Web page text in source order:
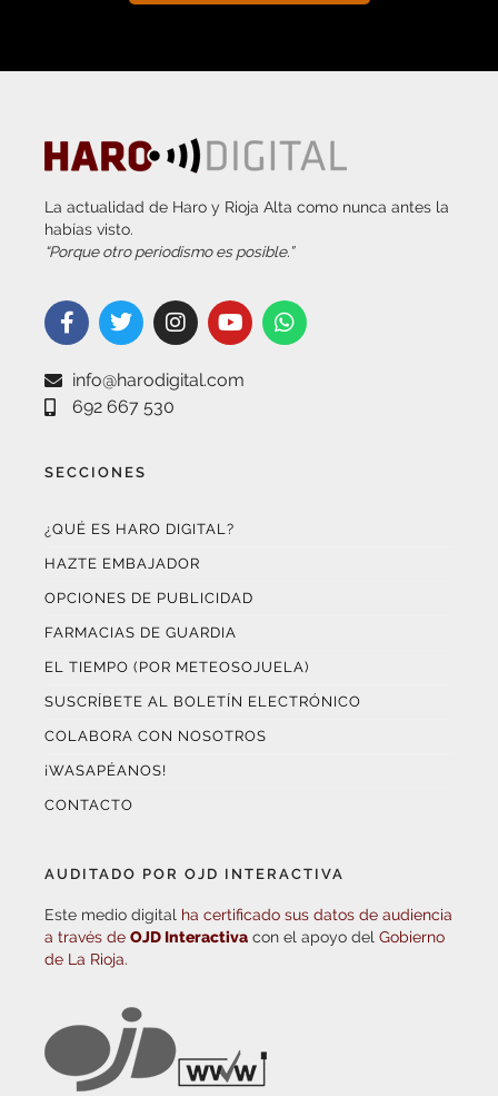
La actualidad de Haro y Rioja Alta como nunca antes la
habías visto.
“Porque otro periodismo es posible.”
info@harodigital.com
692 667 530
SECCIONES
¿QUÉ ES HARO DIGITAL?
HAZTE EMBAJADOR
OPCIONES DE PUBLICIDAD
FARMACIAS DE GUARDIA
EL TIEMPO (POR METEOSOJUELA)
SUSCRÍBETE AL BOLETÍN ELECTRÓNICO
COLABORA CON NOSOTROS
¡WASAPÉANOS!
CONTACTO
AUDITADO POR OJD INTERACTIVA
Este medio digital ha certificado sus datos de audiencia
a través de OJD Interactiva con el apoyo del Gobierno
de La Rioja.